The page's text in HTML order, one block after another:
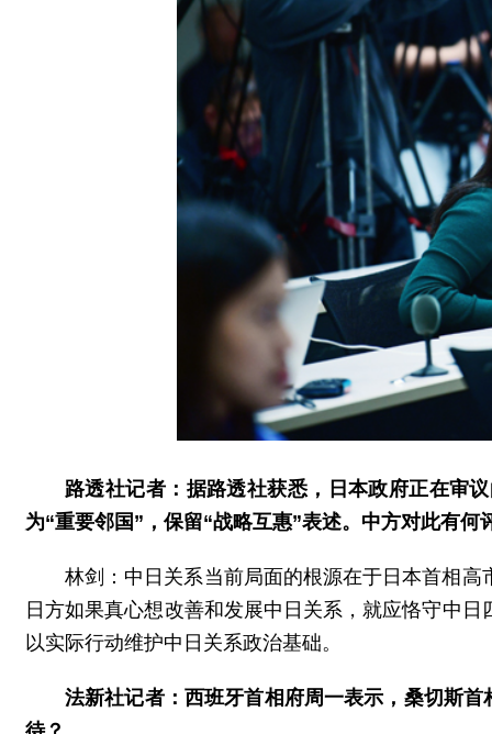
路透社记者：据路透社获悉，日本政府正在审
为“重要邻国”，保留“战略互惠”表述。中方对此有何
林剑：中日关系当前局面的根源在于日本首相
日方如果真心想改善和发展中日关系，就应恪守中
以实际行动维护中日关系政治基础。
法新社记者：西班牙首相府周一表示，桑切斯